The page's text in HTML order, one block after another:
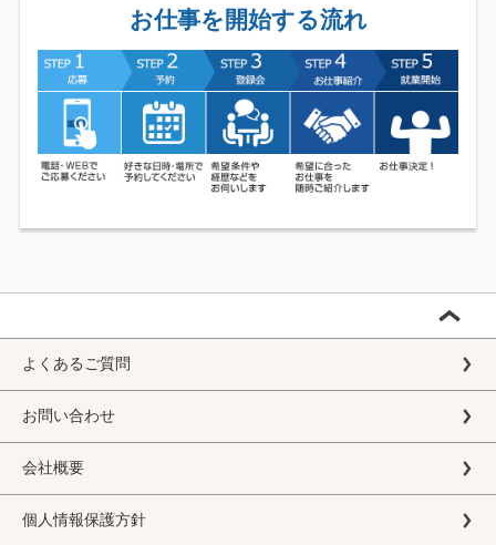
お仕事を開始する流れ
よくあるご質問
お問い合わせ
会社概要
個人情報保護方針